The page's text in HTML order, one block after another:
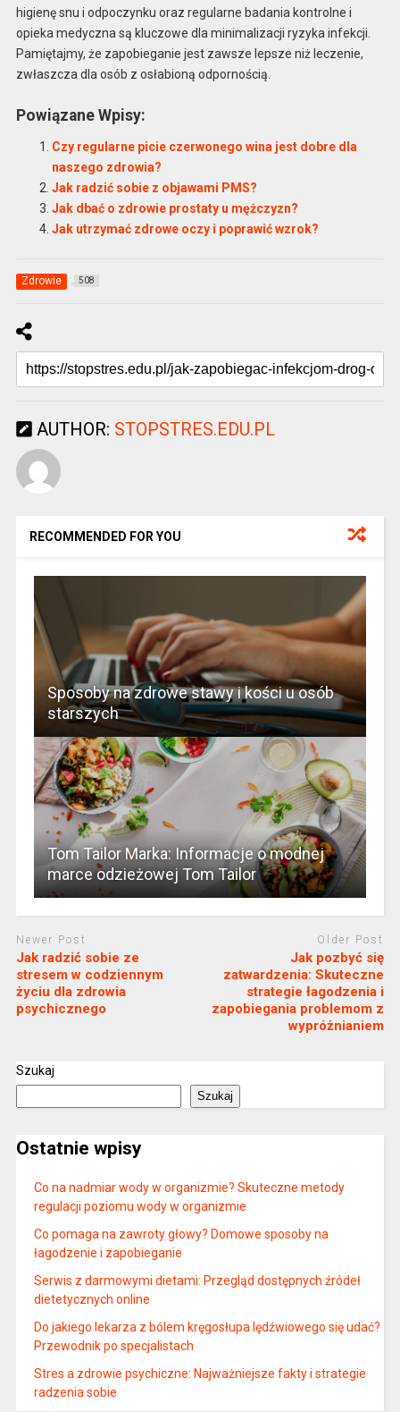
higienę snu i odpoczynku oraz regularne badania kontrolne i
opieka medyczna są kluczowe dla minimalizacji ryzyka infekcji.
Pamiętajmy, że zapobieganie jest zawsze lepsze niż leczenie,
zwłaszcza dla osób z osłabioną odpornością.
Powiązane Wpisy:
Czy regularne picie czerwonego wina jest dobre dla
naszego zdrowia?
Jak radzić sobie z objawami PMS?
Jak dbać o zdrowie prostaty u mężczyzn?
Jak utrzymać zdrowe oczy i poprawić wzrok?
Zdrowie 508
AUTHOR: STOPSTRES.EDU.PL
RECOMMENDED FOR YOU
Sposoby na zdrowe stawy i kości u osób
starszych
Tom Tailor Marka: Informacje o modnej
marce odzieżowej Tom Tailor
Newer Post
Jak radzić sobie ze
stresem w codziennym
życiu dla zdrowia
psychicznego
Older Post
Jak pozbyć się
zatwardzenia: Skuteczne
strategie łagodzenia i
zapobiegania problemom z
wypróżnianiem
Szukaj
Szukaj
Ostatnie wpisy
Co na nadmiar wody w organizmie? Skuteczne metody
regulacji poziomu wody w organizmie
Co pomaga na zawroty głowy? Domowe sposoby na
łagodzenie i zapobieganie
Serwis z darmowymi dietami: Przegląd dostępnych źródeł
dietetycznych online
Do jakiego lekarza z bólem kręgosłupa lędźwiowego się udać?
Przewodnik po specjalistach
Stres a zdrowie psychiczne: Najważniejsze fakty i strategie
radzenia sobie